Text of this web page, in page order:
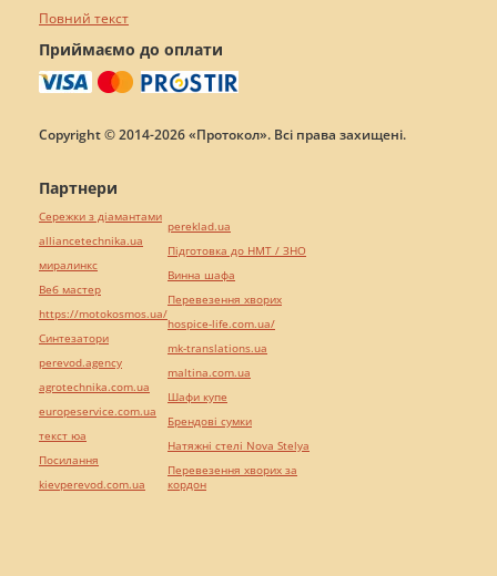
Повний текст
Приймаємо до оплати
Copyright © 2014-2026 «Протокол». Всі права захищені.
Партнери
Сережки з діамантами
alliancetechnika.ua
миралинкс
Веб мастер
https://motokosmos.ua/
Синтезатори
perevod.agency
agrotechnika.com.ua
europeservice.com.ua
текст юа
Посилання
kievperevod.com.ua
pereklad.ua
Підготовка до НМТ / ЗНО
Винна шафа
Перевезення хворих
hospice-life.com.ua/
mk-translations.ua
maltina.com.ua
Шафи купе
Брендові сумки
Натяжні стелі Nova Stelya
Перевезення хворих за
кордон